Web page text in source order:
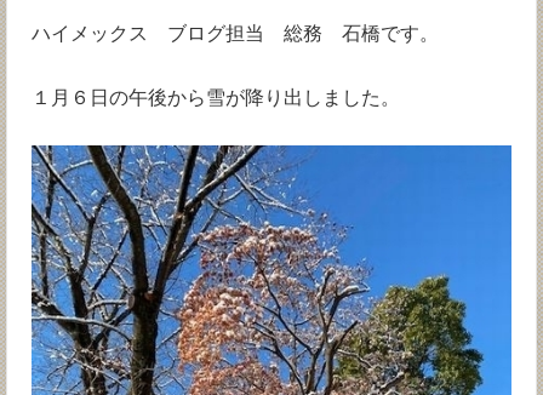
ハイメックス ブログ担当 総務 石橋です。
１月６日の午後から雪が降り出しました。